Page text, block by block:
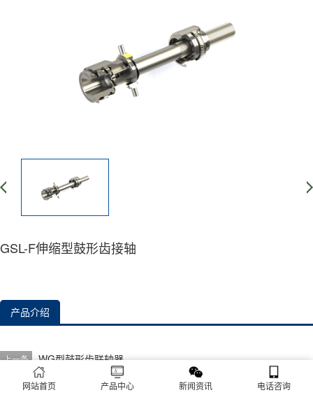
GSL-F伸缩型鼓形齿接轴
产品介绍
上一条 WG型鼓形齿联轴器
下一条 GSL-Z伸缩型鼓形齿接轴
网站首页 产品中心 新闻资讯 电话咨询